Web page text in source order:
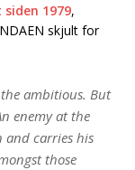
siden 1979,
skjult for
ambitious. But
enemy at the
and carries his
those